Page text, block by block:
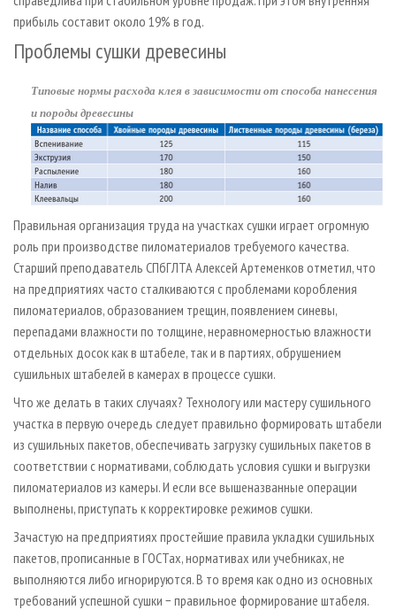
прибыль составит около 19% в год.
Проблемы сушки древесины
Типовые нормы расхода клея в зависимости от способа нанесения
и породы древесины
Правильная организация труда на участках сушки играет огромную
роль при производстве пиломатериалов требуемого качества.
Старший преподаватель СПбГЛТА Алексей Артеменков отметил, что
на предприятиях часто сталкиваются с проблемами коробления
пиломатериалов, образованием трещин, появлением синевы,
перепадами влажности по толщине, неравномерностью влажности
отдельных досок как в штабеле, так и в партиях, обрушением
сушильных штабелей в камерах в процессе сушки.
Что же делать в таких случаях? Технологу или мастеру сушильного
участка в первую очередь следует правильно формировать штабели
из сушильных пакетов, обеспечивать загрузку сушильных пакетов в
соответствии с нормативами, соблюдать условия сушки и выгрузки
пиломатериалов из камеры. И если все вышеназванные операции
выполнены, приступать к корректировке режимов сушки.
Зачастую на предприятиях простейшие правила укладки сушильных
пакетов, прописанные в ГОСТах, нормативах или учебниках, не
выполняются либо игнорируются. В то время как одно из основных
требований успешной сушки − правильное формирование штабеля.